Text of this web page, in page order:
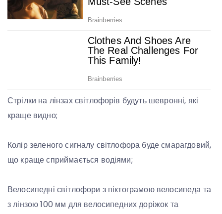
Стрілки на лінзах світлофорів будуть шевронні, які
краще видно;
Колір зеленого сигналу світлофора буде смарагдовий,
що краще сприймається водіями;
Велосипедні світлофори з піктограмою велосипеда та
з лінзою 100 мм для велосипедних доріжок та